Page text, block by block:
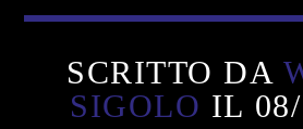
SCRITTO DA
SIGOLO IL